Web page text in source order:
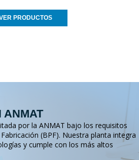
PRODUCTOS
ANMAT
por la ANMAT bajo los requisitos
(BPF). Nuestra planta integra
y cumple con los más altos